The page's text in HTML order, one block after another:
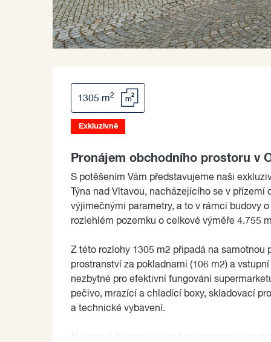
1305 m2
Exkluzivně
Pronájem obchodního prostoru v
S potěšením Vám představujeme naši
Týna nad Vltavou, nacházejícího se v
výjimečnými parametry, a to v rámci budovy
rozlehlém pozemku o celkové výměře 4.755
Z této rozlohy 1305 m2 připadá na
prostranství za pokladnami (106 m2) a
nezbytné pro efektivní fungování
pečivo, mrazící a chladící boxy, skladovací
a technické vybavení.